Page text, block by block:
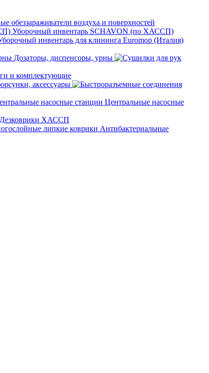
обеззараживатели воздуха и поверхностей
Уборочный инвентарь SCHAVON (по ХАССП)
инвентарь для клининга Euromop (Италия)
Дозаторы, диспенсоры, урны
и комплектующие
аксессуары
Центральные насосные
Дезковрики ХАССП
Антибактериальные